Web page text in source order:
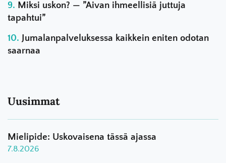
Miksi uskon? — ”Aivan ihmeellisiä juttuja
tapahtui”
Jumalanpalveluksessa kaikkein eniten odotan
saarnaa
Uusimmat
Mielipide: Uskovaisena tässä ajassa
7.8.2026